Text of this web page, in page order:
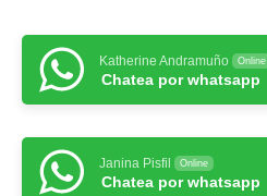
Katherine Andramuño Online
Chatea por whatsapp
Janina Pisfil Online
Chatea por whatsapp